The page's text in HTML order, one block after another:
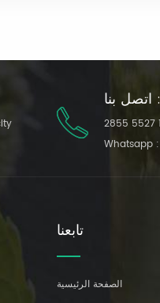
اتصل بنا :
Whatsapp :
تابعنا
الصفحة الرئيسية